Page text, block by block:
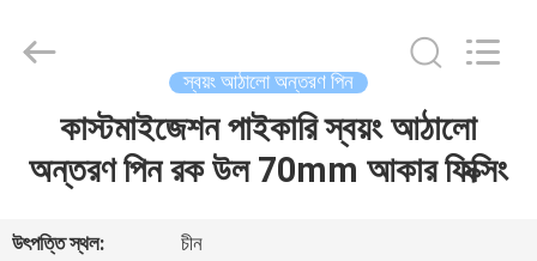
Mesh
Product
স্বয়ং আঠালো অন্তরণ পিন
কাস্টমাইজেশন পাইকারি স্বয়ং আঠালো
অন্তরণ পিন রক উল 70mm আকার ফিক্সিং
উৎপত্তি স্থল:
চীন